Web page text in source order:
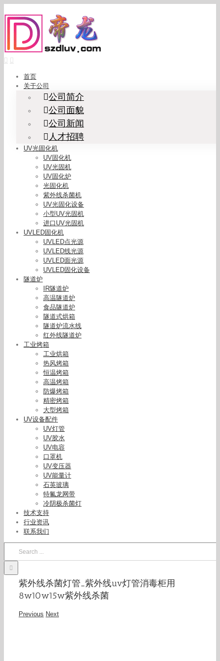
to
content
首页
关于公司
公司简介
公司面貌
公司新闻
人才招聘
UV光固化机
UV固化机
UV光固机
UV固化炉
光固化机
紫外线杀菌机
UV光固化设备
小型UV光固机
进口UV光固机
UVLED固化机
UVLED点光源
UVLED线光源
UVLED面光源
UVLED固化设备
隧道炉
IR隧道炉
高温隧道炉
食品隧道炉
隧道式烘箱
隧道炉流水线
红外线隧道炉
工业烤箱
工业烘箱
热风烤箱
恒温烤箱
高温烤箱
防爆烤箱
精密烤箱
大型烤箱
UV设备配件
UV灯管
UV胶水
UV电容
口罩机
UV变压器
UV能量计
石英玻璃
特氟龙网带
冷阴极杀菌灯
技术支持
行业资讯
联系我们
紫外线杀菌灯管_紫外线uv灯管消毒柜用
8w10w15w紫外线杀菌
Previous Next